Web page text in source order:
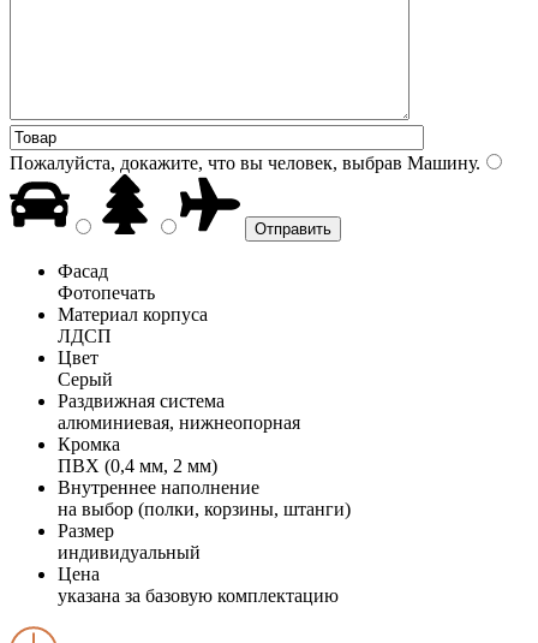
Пожалуйста, докажите, что вы человек, выбрав Машину.
Фасад
Фотопечать
Материал корпуса
ЛДСП
Цвет
Серый
Раздвижная система
алюминиевая, нижнеопорная
Кромка
ПВХ (0,4 мм, 2 мм)
Внутреннее наполнение
на выбор (полки, корзины, штанги)
Размер
индивидуальный
Цена
указана за базовую комплектацию